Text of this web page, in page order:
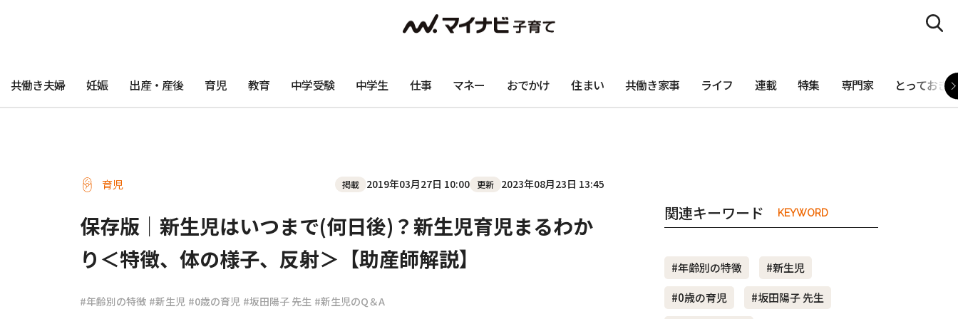
共働き夫婦 妊娠 出産・産後 育児 教育 中学受験 中学生 仕事 マネー おでかけ 住まい 共働き家事 ライフ 連載 特集 専門家 とっておき
育児 掲載 2019年03月27日 10:00 更新 2023年08月23日 13:45
保存版｜新生児はいつまで(何日後)？新生児育児まるわか
り＜特徴、体の様子、反射＞【助産師解説】
#年齢別の特徴 #新生児 #0歳の育児 #坂田陽子 先生 #新生児のQ＆A
関連キーワード KEYWORD
#年齢別の特徴
#新生児
#0歳の育児
#坂田陽子 先生